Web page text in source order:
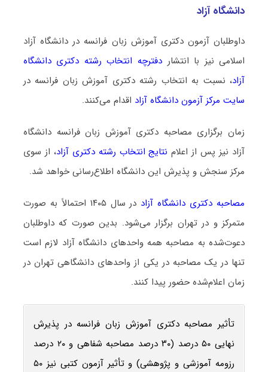
دانشگاه آزاد
داوطلبان آزمون دکتری آموزش زبان فرانسه در دانشگاه آزاد
اسلامی نیز با انتشار دفترچه انتخاب رشته دکتری دانشگاه
آزاد، نسبت به انتخاب رشته دکتری آموزش زبان فرانسه در
سایت مرکز آزمون دانشگاه آزاد اقدام می‌کنند.
زمان برگزاری مصاحبه دکتری آموزش زبان فرانسه دانشگاه
آزاد نیز پس از اعلام نتایج انتخاب رشته دکتری آزاد، از سوی
مرکز سنجش و پذیرش این دانشگاه اطلاع‌رسانی خواهد شد.
مصاحبه دکتری دانشگاه آزاد
در سال ۱۴۰۵ احتمالاً به صورت
متمرکز و در تهران برگزار می‌شود. بدین صورت که داوطلبان
دعوت‌شده به مصاحبه همه واحدهای دانشگاه آزاد لازم است
تنها در یک مصاحبه در یکی از واحدهای دانشگاهی تهران در
زمان اعلام‌شده حضور پیدا کنند.
تأثیر مصاحبه دکتری آموزش زبان فرانسه در پذیرش
نهایی ۵۰ درصد (۳۰ درصد مصاحبه شفاهی و ۲۰ درصد
رزومه آموزشی و پژوهشی) و تأثیر آزمون کتبی نیز ۵۰